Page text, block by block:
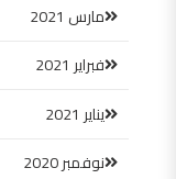
مارس 2021
فبراير 2021
يناير 2021
نوفمبر 2020